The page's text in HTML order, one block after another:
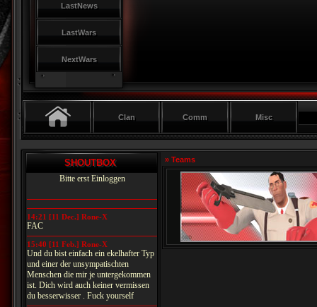
LastNews
LastWars
NextWars
Clan Comm Misc
SHOUTBOX
Bitte erst Einloggen
14:21 [11 Dec.] Rone-X
FAC
15:40 [11 Feb.] Rone-X
Und du bist einfach ein ekelhafter Typ
und einer der unsympatischten
Menschen die mir je untergekommen
ist. Dich wird auch keiner vermissen
du besserwisser . Fuck yourself
» Teams